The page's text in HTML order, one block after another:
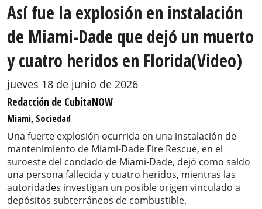
Así fue la explosión en instalación
de Miami-Dade que dejó un muerto
y cuatro heridos en Florida(Video)
jueves 18 de junio de 2026
Redacción de CubitaNOW
Miami, Sociedad
Una fuerte explosión ocurrida en una instalación de
mantenimiento de Miami-Dade Fire Rescue, en el
suroeste del condado de Miami-Dade, dejó como saldo
una persona fallecida y cuatro heridos, mientras las
autoridades investigan un posible origen vinculado a
depósitos subterráneos de combustible.